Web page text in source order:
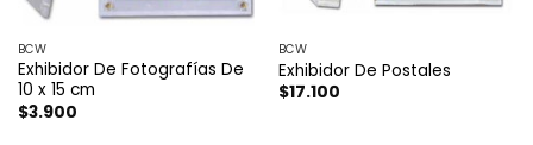
BCW
Exhibidor De Fotografías De
10 x 15 cm
$3.900
BCW
Exhibidor De Postales
$17.100